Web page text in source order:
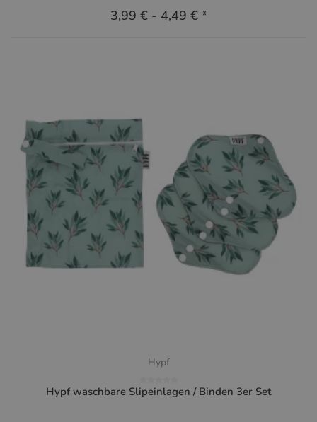
3,99 €- 4,49 € *
Hypf
Hypf waschbare Slipeinlagen / Binden 3er Set